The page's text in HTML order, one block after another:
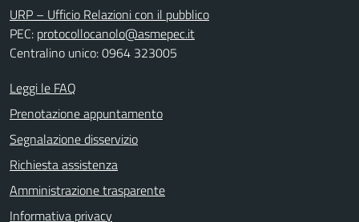
URP – Ufficio Relazioni con il pubblico
PEC: protocollocanolo@asmepec.it
Centralino unico: 0964 323005
Leggi le FAQ
Prenotazione appuntamento
Segnalazione disservizio
Richiesta assistenza
Amministrazione trasparente
Informativa privacy